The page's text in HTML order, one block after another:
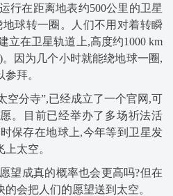
行在距离地表约500公里的卫星
球转一圈。人们不用对着转瞬
立在卫星轨道上,高度约1000 km
因为几个小时就能绕地球一圈,
拜。
空分寺”,已经成立了一个官网,可
。目前已经举办了多场祈法活
保存在地球上,今年等到卫星发
太空。
望成真的概率也会更高吗?但在
会把人们的愿望送到太空。